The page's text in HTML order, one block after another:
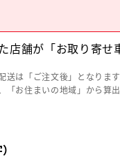
店舗が「お取り寄せ
送は「ご注文後」となりま
「お住まいの地域」から